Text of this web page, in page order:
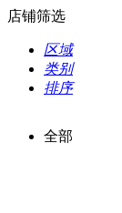
店铺筛选
区域
类别
排序
全部